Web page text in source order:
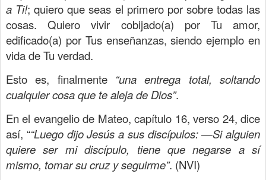
a Ti!; quiero que seas el primero por sobre todas las
cosas. Quiero vivir cobijado(a) por Tu amor,
edificado(a) por Tus enseñanzas, siendo ejemplo en
vida de Tu verdad.
Esto es, finalmente “una entrega total, soltando
cualquier cosa que te aleja de Dios”.
En el evangelio de Mateo, capítulo 16, verso 24, dice
así, ““Luego dijo Jesús a sus discípulos: —Si alguien
quiere ser mi discípulo, tiene que negarse a sí
mismo, tomar su cruz y seguirme”. (NVI)